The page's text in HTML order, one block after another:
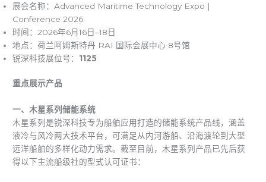
展会名称：Advanced Maritime Technology Expo |
Conference 2026
时间：2026年6月16日–18日
地点：荷兰阿姆斯特丹 RAI 国际会展中心 8号馆
锐深科技展位号： 1125
重点展示产品
一、木星系列储能系统
木星系列是锐深科技专为船舶应用打造的储能系统产品线，涵盖
液冷与风冷两大技术平台，可满足从内河游船、沿海渡轮到大型
远洋船舶的多样化动力需求。截至目前，木星系列产品已先后获
得以下主流船级社的型式认可证书：